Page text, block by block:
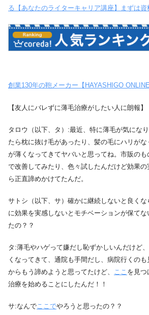
る【あなたのライターキャリア講座】まずは資
創業130年の鞄メーカー【HAYASHIGO
【友人にバレずに薄毛治療がしたい人に朗報】
タロウ（以下、タ）:最近、特に薄毛が気にな
たら枕に抜け毛があったり、髪の毛にハリが
が薄くなってきてヤバいと思ってね。市販の
で改善してみたり、色々試したんだけど効果
ら正直諦めかけてたんだ。
サトシ（以下、サ）確かに継続しないと良く
に効果を実感しないとモチベーションが保て
たの？？
タ:薄毛やハゲって嫌だし恥ずかしいんだけど
くなってきて、通院も手間だし、病院行くの
からもう諦めようと思ってたけど、 ここ を見つ
治療を始めることにしたんだ！！
サ:なんでここでやろうと思ったの？？